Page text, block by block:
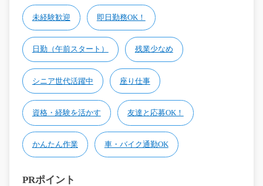
未経験歓迎 即日勤務OK！
日勤（午前スタート） 残業少なめ
シニア世代活躍中 座り仕事
資格・経験を活かす 友達と応募OK！
かんたん作業 車・バイク通勤OK
PRポイント